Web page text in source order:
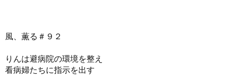
風、薫る＃９２
りんは避病院の環境を整え
看病婦たちに指示を出す